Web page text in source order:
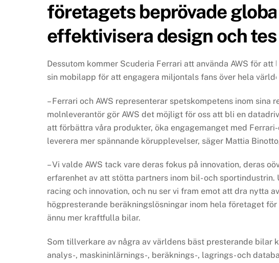
företagets beprövade
effektivisera design och test
Dessutom kommer Scuderia Ferrari att använda AWS för
sin mobilapp för att engagera miljontals fans över hela
– Ferrari och AWS representerar spetskompetens inom sina
molnleverantör gör AWS det möjligt för oss att bli en
att förbättra våra produkter, öka engagemanget med
leverera mer spännande körupplevelser, säger Mattia
– Vi valde AWS tack vare deras fokus på innovation, deras
erfarenhet av att stötta partners inom bil- och
racing och innovation, och nu ser vi fram emot att dra nytta
högpresterande beräkningslösningar inom hela företaget
ännu mer kraftfulla bilar.
Som tillverkare av några av världens bäst presterande bilar
analys-, maskininlärnings-, beräknings-, lagrings- och